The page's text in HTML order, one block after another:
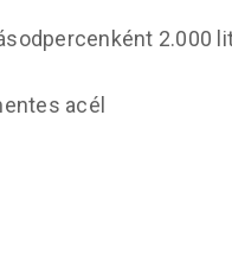
2.000
acél